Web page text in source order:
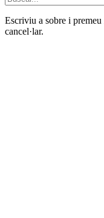
Escriviu a sobre i premeu
cancel·lar.